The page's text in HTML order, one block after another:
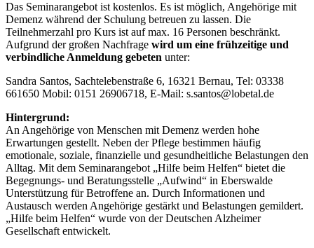
Das Seminarangebot ist kostenlos. Es ist möglich, Angehörige mit
Demenz während der Schulung betreuen zu lassen. Die
Teilnehmerzahl pro Kurs ist auf max. 16 Personen beschränkt.
Aufgrund der großen Nachfrage wird um eine frühzeitige und
verbindliche Anmeldung gebeten unter:
Sandra Santos, Sachtelebenstraße 6, 16321 Bernau, Tel: 03338
661650 Mobil: 0151 26906718, E-Mail: s.santos@lobetal.de
Hintergrund:
An Angehörige von Menschen mit Demenz werden hohe
Erwartungen gestellt. Neben der Pflege bestimmen häufig
emotionale, soziale, finanzielle und gesundheitliche Belastungen den
Alltag. Mit dem Seminarangebot „Hilfe beim Helfen“ bietet die
Begegnungs- und Beratungsstelle „Aufwind“ in Eberswalde
Unterstützung für Betroffene an. Durch Informationen und
Austausch werden Angehörige gestärkt und Belastungen gemildert.
„Hilfe beim Helfen“ wurde von der Deutschen Alzheimer
Gesellschaft entwickelt.